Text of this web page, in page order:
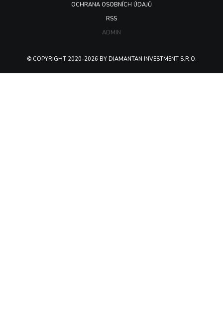
OCHRANA OSOBNÍCH ÚDAJŮ
RSS
ADMIN
© COPYRIGHT 2020-2026 BY DIAMANTAN INVESTMENT S.R.O.